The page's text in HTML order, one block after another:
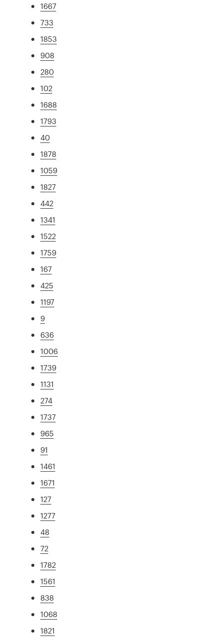
1667
733
1853
908
280
102
1688
1793
40
1878
1059
1827
442
1341
1522
1759
167
425
1197
9
636
1006
1739
1131
274
1737
965
91
1461
1671
127
1277
48
72
1782
1561
838
1068
1821